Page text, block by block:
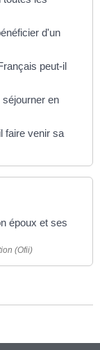
d'un
peut-il
en
faire venir sa
époux et ses
(Ofii)